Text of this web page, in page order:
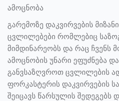
ამოცნობა
გარემოზე დაკვირვების
ცვლილებები რომლებიც
მიმდინარეობს და რაც ჩვენს
ამოცნობის უნარი ეფუძნება
განვსაზღვროთ ცვლილების
ფორკასტერის დაკვირვების
შეიცავს წარსულის შედეგებს